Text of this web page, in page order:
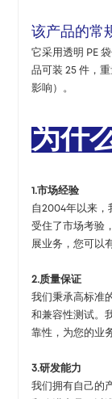
该产品的常
它采用透明 PE
品可装 25 件，
影响）。
为什
1.市场经验
自2004年以来，
受住了市场考验
展业务，您可以
2.质量保证
我们秉承高标准
和兼容性测试。
靠性，为您的业
3.研发能力
我们拥有自己的